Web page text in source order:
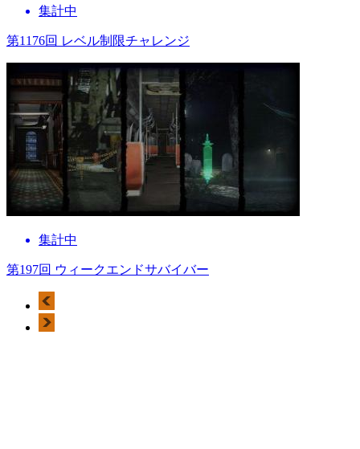
集計中
第1176回 レベル制限チャレンジ
集計中
第197回 ウィークエンドサバイバー